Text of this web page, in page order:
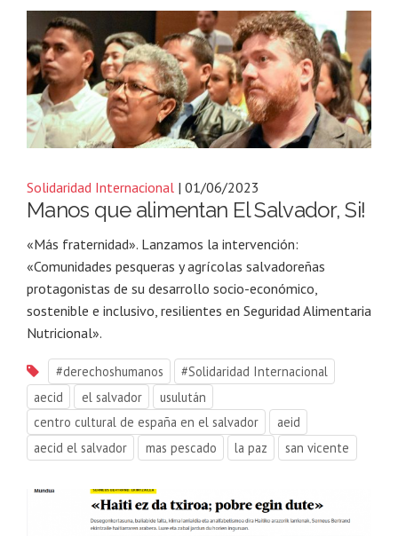
Solidaridad Internacional | 01/06/2023
Manos que alimentan El Salvador, Si!
«Más fraternidad». Lanzamos la intervención:
«Comunidades pesqueras y agrícolas salvadoreñas
protagonistas de su desarrollo socio-económico,
sostenible e inclusivo, resilientes en Seguridad Alimentaria
Nutricional».
#derechoshumanos
#Solidaridad Internacional
aecid
el salvador
usulután
centro cultural de españa en el salvador
aeid
aecid el salvador
mas pescado la paz san vicente